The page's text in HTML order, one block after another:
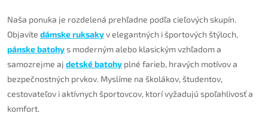
Naša ponuka je rozdelená prehľadne podľa cieľových skupín.
Objavíte dámske ruksakyv elegantných i športových štýloch,
pánske batohys moderným alebo klasickým vzhľadom a
samozrejme aj detské batohy plné farieb, hravých motívov a
bezpečnostných prvkov. Myslíme na školákov, študentov,
cestovateľov i aktívnych športovcov, ktorí vyžadujú spoľahlivosť a
komfort.